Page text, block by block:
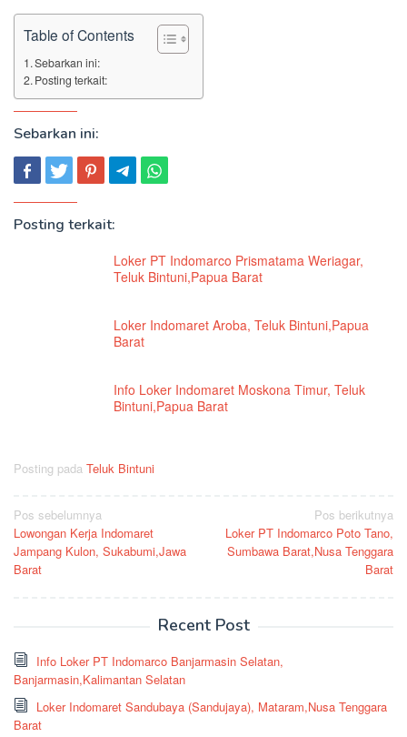
Table of Contents
Sebarkan ini:
Posting terkait:
Sebarkan ini:
Posting terkait:
Loker PT Indomarco Prismatama Weriagar,
Teluk Bintuni,Papua Barat
Loker Indomaret Aroba, Teluk Bintuni,Papua
Barat
Info Loker Indomaret Moskona Timur, Teluk
Bintuni,Papua Barat
Posting pada Teluk Bintuni
Navigasi
pos
Pos sebelumnya
Lowongan Kerja Indomaret
Jampang Kulon, Sukabumi,Jawa
Barat
Pos berikutnya
Loker PT Indomarco Poto Tano,
Sumbawa Barat,Nusa Tenggara
Barat
Recent Post
Info Loker PT Indomarco Banjarmasin Selatan,
Banjarmasin,Kalimantan Selatan
Loker Indomaret Sandubaya (Sandujaya), Mataram,Nusa Tenggara
Barat